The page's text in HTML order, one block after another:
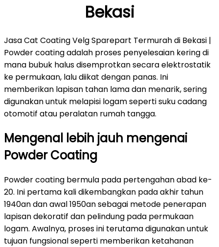
Bekasi
Jasa Cat Coating Velg Sparepart Termurah di Bekasi |
Powder coating adalah proses penyelesaian kering di
mana bubuk halus disemprotkan secara elektrostatik
ke permukaan, lalu diikat dengan panas. Ini
memberikan lapisan tahan lama dan menarik, sering
digunakan untuk melapisi logam seperti suku cadang
otomotif atau peralatan rumah tangga.
Mengenal lebih jauh mengenai
Powder Coating
Powder coating bermula pada pertengahan abad ke-
20. Ini pertama kali dikembangkan pada akhir tahun
1940an dan awal 1950an sebagai metode penerapan
lapisan dekoratif dan pelindung pada permukaan
logam. Awalnya, proses ini terutama digunakan untuk
tujuan fungsional seperti memberikan ketahanan